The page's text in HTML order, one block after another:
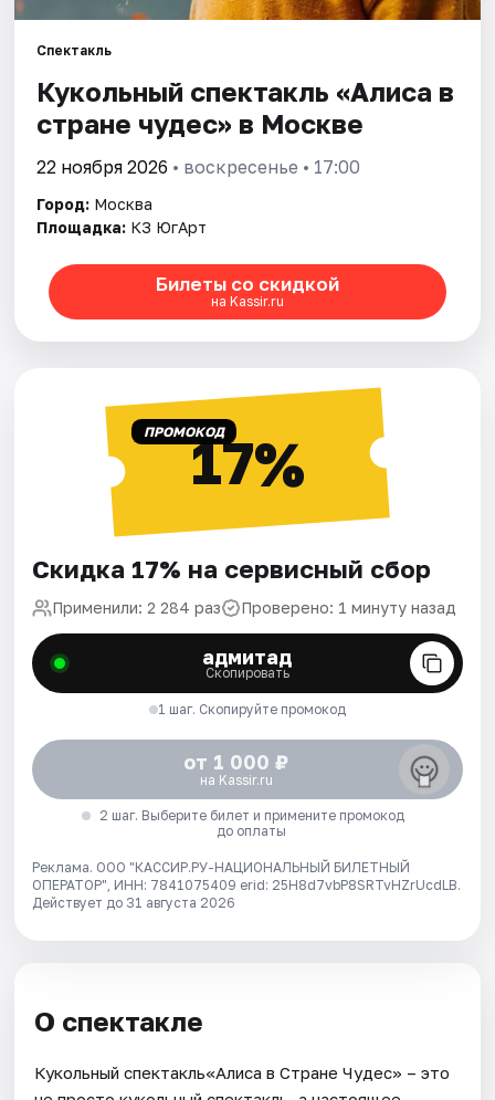
Спектакль
Кукольный спектакль «Алиса в
стране чудес» в Москве
22 ноября 2026 • воскресенье • 17:00
Город: Москва
Площадка: КЗ ЮгАрт
Билеты со скидкой
на Kassir.ru
ПРОМОКОД17%
Скидка 17% на сервисный сбор
Применили: 2 284 раз Проверено: 1 минуту назад
адмитад
Скопировать
1 шаг. Скопируйте промокод
от 1 000 ₽
на Kassir.ru
2 шаг. Выберите билет и примените промокод
до оплаты
Реклама. ООО "КАССИР.РУ-НАЦИОНАЛЬНЫЙ БИЛЕТНЫЙ
ОПЕРАТОР", ИНН: 7841075409 erid: 25H8d7vbP8SRTvHZrUcdLB.
Действует до 31 августа 2026
О спектакле
Кукольный спектакль«Алиса в Стране Чудес» – это